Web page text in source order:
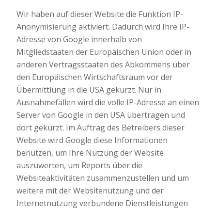
Wir haben auf dieser Website die Funktion IP-
Anonymisierung aktiviert. Dadurch wird Ihre IP-
Adresse von Google innerhalb von
Mitgliedstaaten der Europäischen Union oder in
anderen Vertragsstaaten des Abkommens über
den Europäischen Wirtschaftsraum vor der
Übermittlung in die USA gekürzt. Nur in
Ausnahmefällen wird die volle IP-Adresse an einen
Server von Google in den USA übertragen und
dort gekürzt. Im Auftrag des Betreibers dieser
Website wird Google diese Informationen
benutzen, um Ihre Nutzung der Website
auszuwerten, um Reports über die
Websiteaktivitäten zusammenzustellen und um
weitere mit der Websitenutzung und der
Internetnutzung verbundene Dienstleistungen